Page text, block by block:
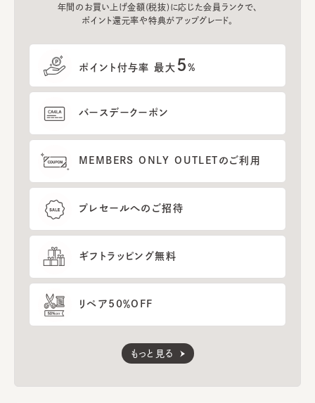
年間のお買い上げ金額(税抜)に応じた会員ランクで、
ポイント還元率や特典がアップグレード。
ポイント付与率 最大 5%
バースデークーポン
MEMBERS ONLY OUTLETのご利用
プレセールへのご招待
ギフトラッピング無料
リペア50％OFF
もっと見る